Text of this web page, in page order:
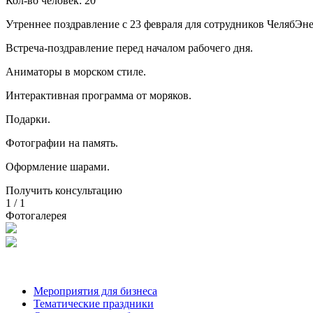
Утреннее поздравление с 23 февраля для сотрудников
Встреча-поздравление перед началом рабочего дня.
Аниматоры в морском стиле.
Интерактивная программа от моряков.
Подарки.
Фотографии на память.
Оформление шарами.
Получить консультацию
1 / 1
Фотогалерея
Мероприятия для бизнеса
Тематические праздники